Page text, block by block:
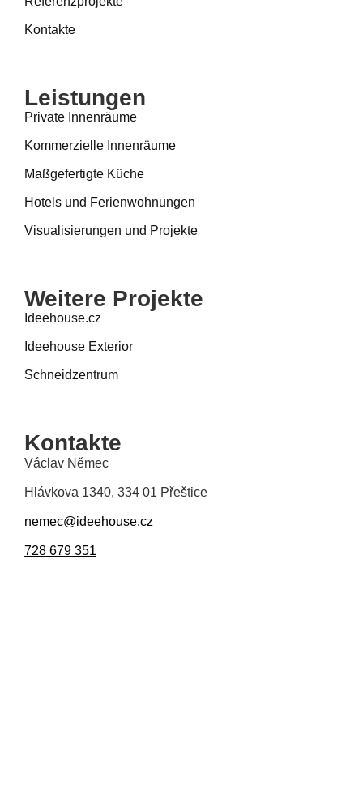
Kontakte
Leistungen
Private Innenräume
Kommerzielle Innenräume
Maßgefertigte Küche
Hotels und Ferienwohnungen
Visualisierungen und Projekte
Weitere Projekte
Ideehouse.cz
Ideehouse Exterior
Schneidzentrum
Kontakte
Václav Němec
Hlávkova 1340, 334 01 Přeštice
nemec@ideehouse.cz
728 679 351